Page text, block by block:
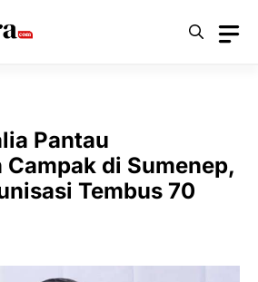
Pantau
Campak di Sumenep,
Tembus 70